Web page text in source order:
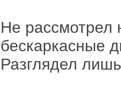
Не рассмотрел
бескаркасные
Разглядел